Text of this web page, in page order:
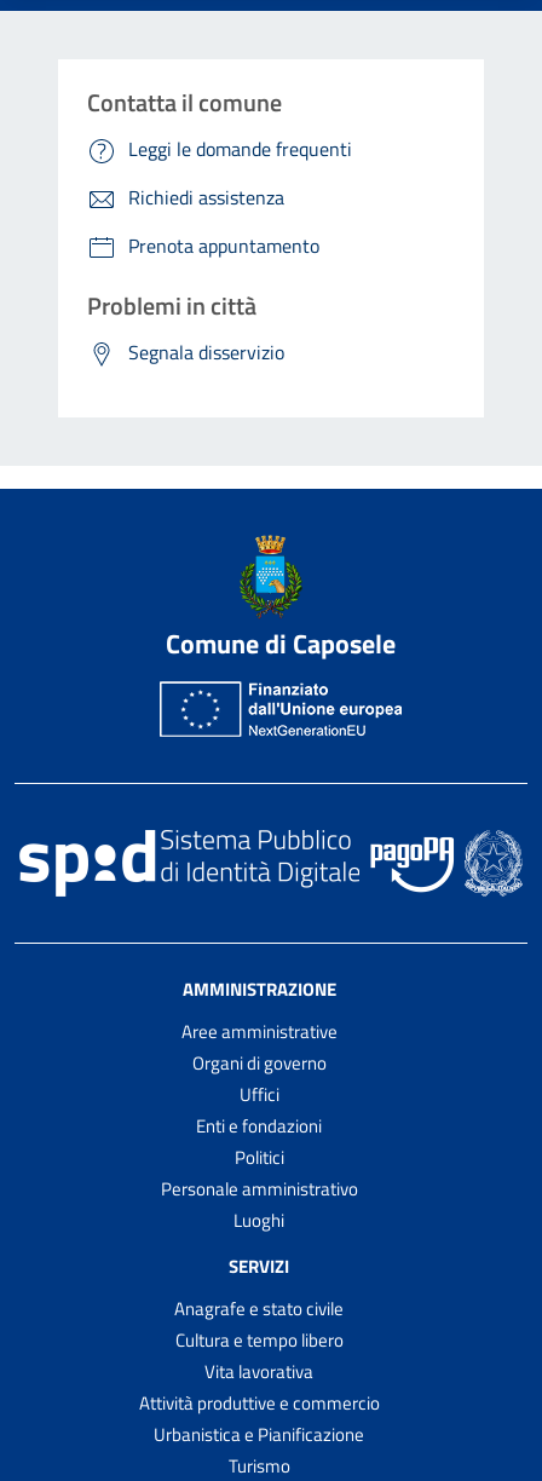
Contatta il comune
Leggi le domande frequenti
Richiedi assistenza
Prenota appuntamento
Problemi in città
Segnala disservizio
Comune di Caposele
AMMINISTRAZIONE
Aree amministrative
Organi di governo
Uffici
Enti e fondazioni
Politici
Personale amministrativo
Luoghi
SERVIZI
Anagrafe e stato civile
Cultura e tempo libero
Vita lavorativa
Attività produttive e commercio
Urbanistica e Pianificazione
Turismo